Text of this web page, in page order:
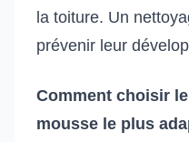
la toiture. Un
prévenir leur
Comment choisir
mousse le plus